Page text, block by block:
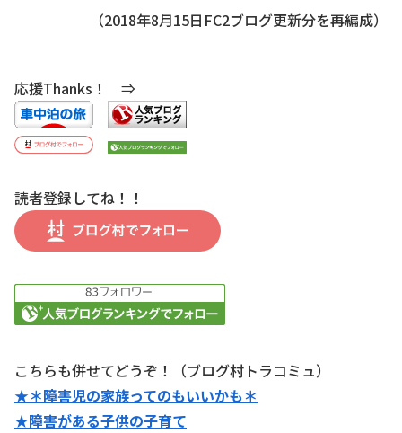
（2018年8月15日FC2ブログ更新分を再編成）
応援Thanks！ ⇒
読者登録してね！！
こちらも併せてどうぞ！（ブログ村トラコミュ）
★＊障害児の家族ってのもいいかも＊
★障害がある子供の子育て